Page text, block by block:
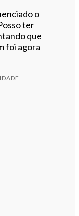
o
ter
que
foi agora